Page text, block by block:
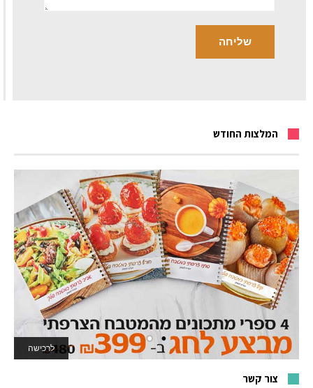
המלצות החודש
לרכישה
לאתר המשחקים
צור קשר